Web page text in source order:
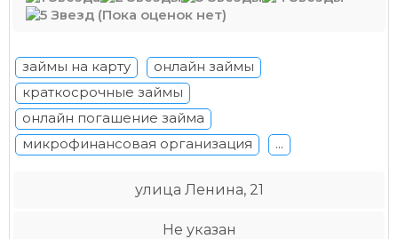
(Пока оценок нет)
займы на карту
онлайн займы
краткосрочные займы
онлайн погашение займа
микрофинансовая организация
...
улица Ленина, 21
Не указан